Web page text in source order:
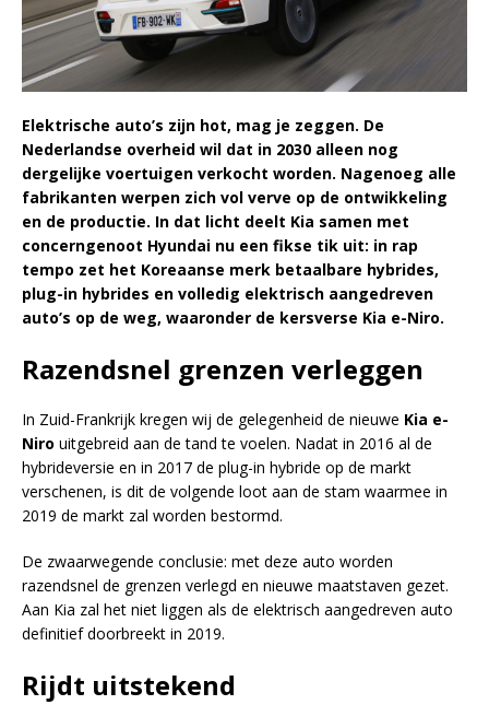
Elektrische auto’s zijn hot, mag je zeggen. De
Nederlandse overheid wil dat in 2030 alleen nog
dergelijke voertuigen verkocht worden. Nagenoeg alle
fabrikanten werpen zich vol verve op de ontwikkeling
en de productie. In dat licht deelt Kia samen met
concerngenoot Hyundai nu een fikse tik uit: in rap
tempo zet het Koreaanse merk betaalbare hybrides,
plug-in hybrides en volledig elektrisch aangedreven
auto’s op de weg, waaronder de kersverse Kia e-Niro.
Razendsnel grenzen verleggen
In Zuid-Frankrijk kregen wij de gelegenheid de nieuwe Kia e-
Niro uitgebreid aan de tand te voelen. Nadat in 2016 al de
hybrideversie en in 2017 de plug-in hybride op de markt
verschenen, is dit de volgende loot aan de stam waarmee in
2019 de markt zal worden bestormd.
De zwaarwegende conclusie: met deze auto worden
razendsnel de grenzen verlegd en nieuwe maatstaven gezet.
Aan Kia zal het niet liggen als de elektrisch aangedreven auto
definitief doorbreekt in 2019.
Rijdt uitstekend